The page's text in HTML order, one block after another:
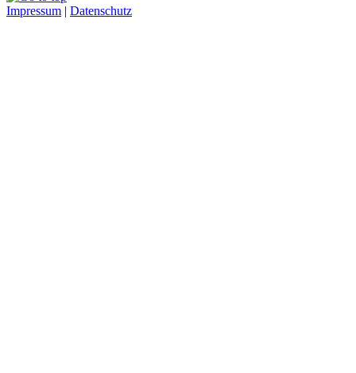
Impressum | Datenschutz